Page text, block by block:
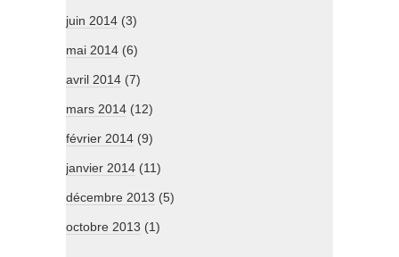
juin 2014 (3)
mai 2014 (6)
avril 2014 (7)
mars 2014 (12)
février 2014 (9)
janvier 2014 (11)
décembre 2013 (5)
octobre 2013 (1)